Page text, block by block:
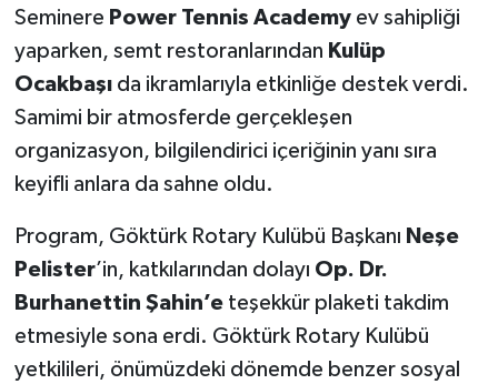
Seminere Power Tennis Academyev sahipliği
yaparken, semt restoranlarından Kulüp
Ocakbaşıda ikramlarıyla etkinliğe destek verdi.
Samimi bir atmosferde gerçekleşen
organizasyon, bilgilendirici içeriğinin yanı sıra
keyifli anlara da sahne oldu.
Program, Göktürk Rotary Kulübü Başkanı Neşe
Pelister’in, katkılarından dolayı Op. Dr.
Burhanettin Şahin’eteşekkür plaketi takdim
etmesiyle sona erdi. Göktürk Rotary Kulübü
yetkilileri, önümüzdeki dönemde benzer sosyal